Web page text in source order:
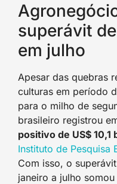
superávit
em julho
Apesar das quebras
culturas em período
para o milho de
brasileiro registrou
positivo de US$ 10,1
Instituto de Pesquisa
Com isso, o
janeiro a julho somou